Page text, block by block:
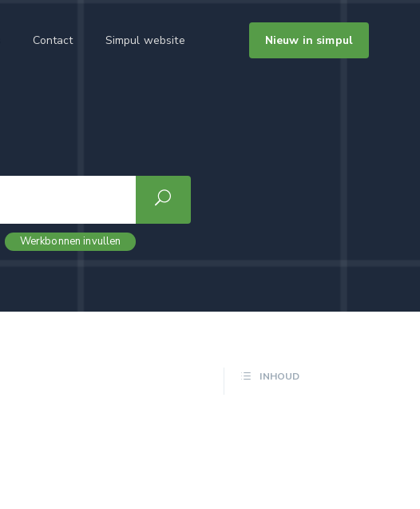
Contact Simpul website Nieuw in simpul
Werkbonnen invullen
INHOUD